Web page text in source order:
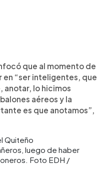
que al momento de
“ser inteligentes, que
anotar, lo hicimos
aéreos y la
es que anotamos”,
luego de haber
Foto EDH /